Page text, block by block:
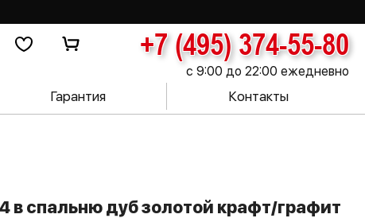
+7 (495) 374-55-80
с 9:00 до 22:00 ежедневно
Гарантия Контакты
в спальню дуб золотой крафт/графит